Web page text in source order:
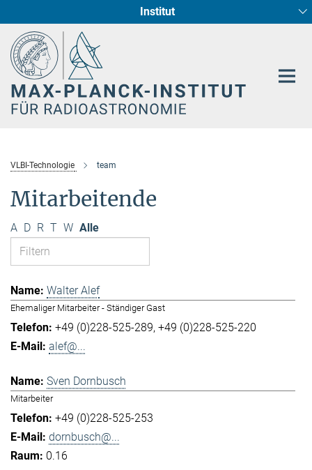
Institut
Radioastronomische Fundamentalphysik
Sternentstehung und Galaxienentwicklung
VLBI-Technologie team
Mitarbeitende
A D R T W Alle
Walter Alef
Ehemaliger Mitarbeiter - Ständiger Gast
+49 (0)228-525-289 +49 (0)228-525-220
alef@...
Sven Dornbusch
Mitarbeiter
+49 (0)228-525-253
dornbusch@...
0.16